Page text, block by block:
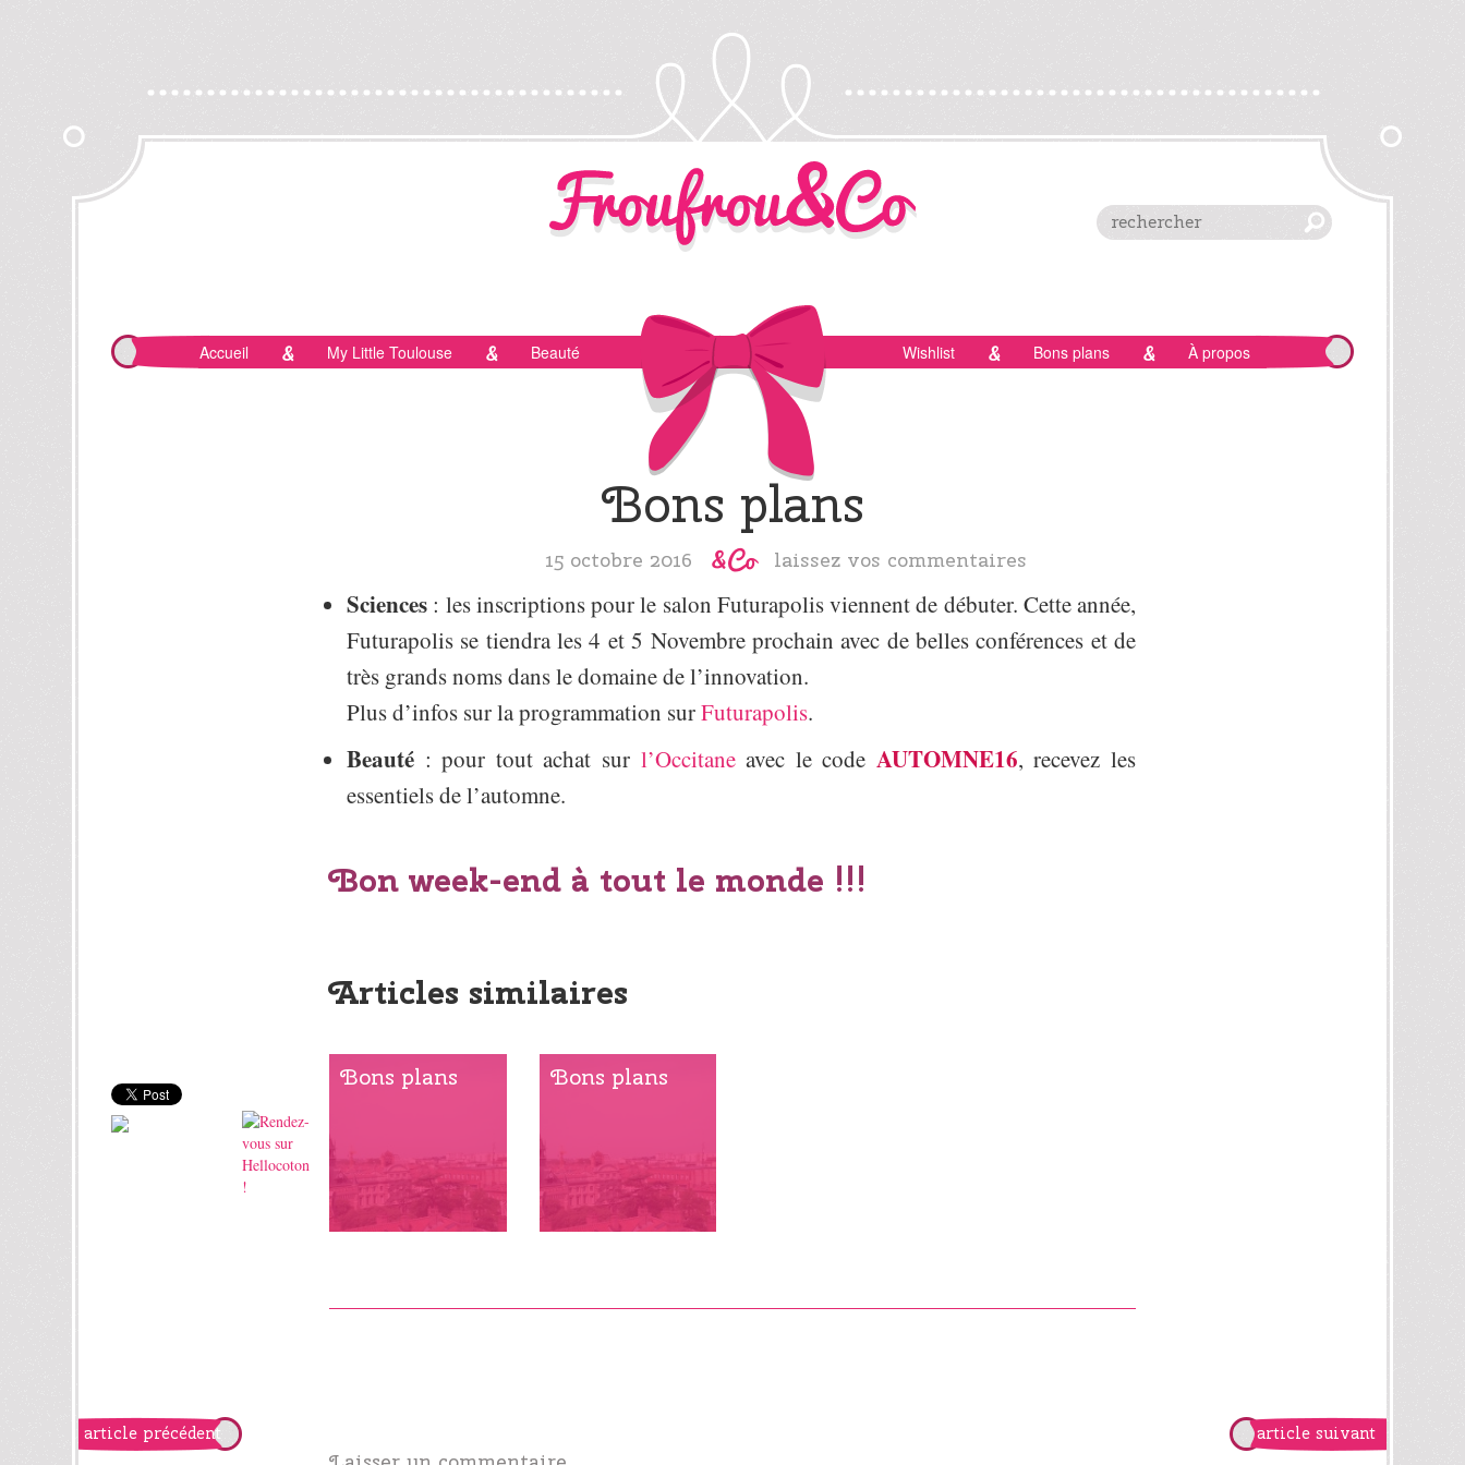
Accueil My Little Toulouse Beauté Wishlist Bons plans À propos
Bons plans
15 octobre 2016 laissez vos commentaires
Sciences : les inscriptions pour le salon Futurapolis viennent de débuter. Cette année,
Futurapolis se tiendra les 4 et 5 Novembre prochain avec de belles conférences et de
très grands noms dans le domaine de l’innovation.
Plus d’infos sur la programmation surFuturapolis.
Beauté : pour tout achat sur l’Occitaneavec le code AUTOMNE16, recevez les
essentiels de l’automne.
Bon week-end à tout le monde !!!
Articles similaires
Bons plans Bons plans
article précédent article suivant